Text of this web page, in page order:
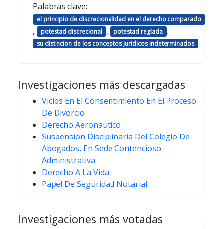
Palabras clave:
el principio de discrecionalidad en el derecho comparado
, potestad discrecional , potestad reglada ,
su distincion de los conceptos juridicos indeterminados
Investigaciones más descargadas
Vicios En El Consentimiento En El Proceso
De Divorcio
Derecho Aeronautico
Suspension Disciplinaria Del Colegio De
Abogados, En Sede Contencioso
Administrativa
Derecho A La Vida
Papel De Seguridad Notarial
Investigaciones más votadas